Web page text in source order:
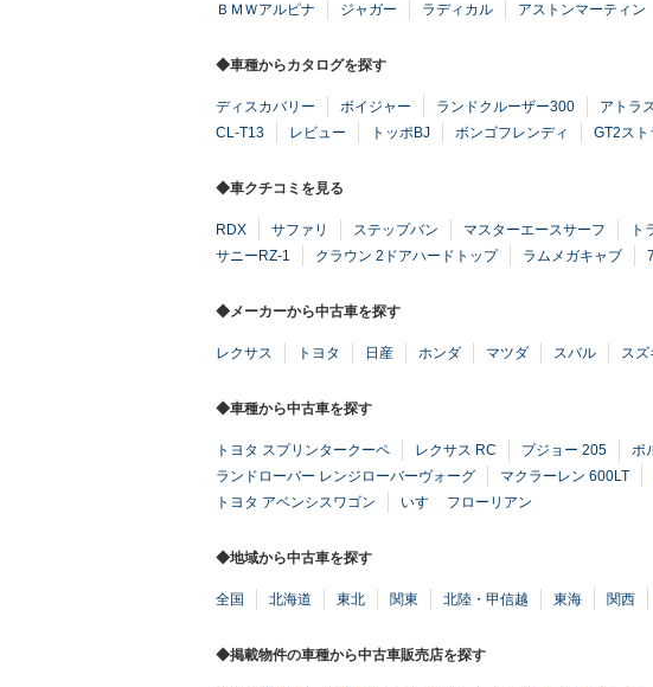
ＢＭＷアルピナ
ジャガー ラディカル アストンマーティン
◆車種からカタログを探す
ディスカバリー ボイジャー ランドクルーザー300 アトラ
CL-T13
レビュー トッポBJ ボンゴフレンディ GT2スト
◆車クチコミを見る
RDX サファリ ステップバン マスターエースサーフ ト
サニーRZ-1
クラウン 2ドアハードトップ ラムメガキャブ
◆メーカーから中古車を探す
レクサス トヨタ 日産 ホンダ マツダ スバル スズ
◆車種から中古車を探す
トヨタ スプリンタークーペ レクサス RC プジョー 205 ポ
ランドローバー レンジローバーヴォーグ
マクラーレン 600LT
トヨタ アベンシスワゴン
いすゞ フローリアン
◆地域から中古車を探す
全国 北海道 東北 関東 北陸・甲信越 東海 関西
◆掲載物件の車種から中古車販売店を探す